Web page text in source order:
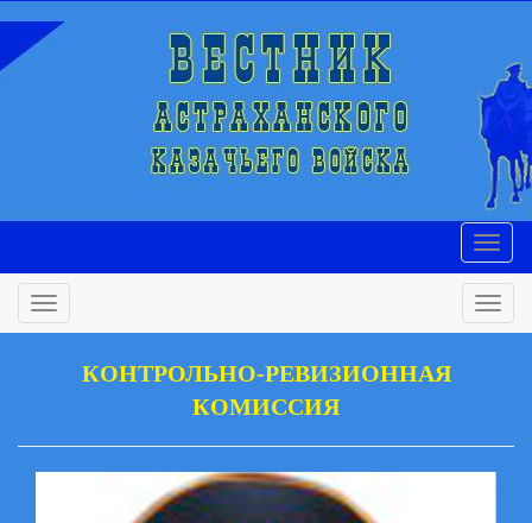
КОНТРОЛЬНО-РЕВИЗИОННАЯ
КОМИССИЯ